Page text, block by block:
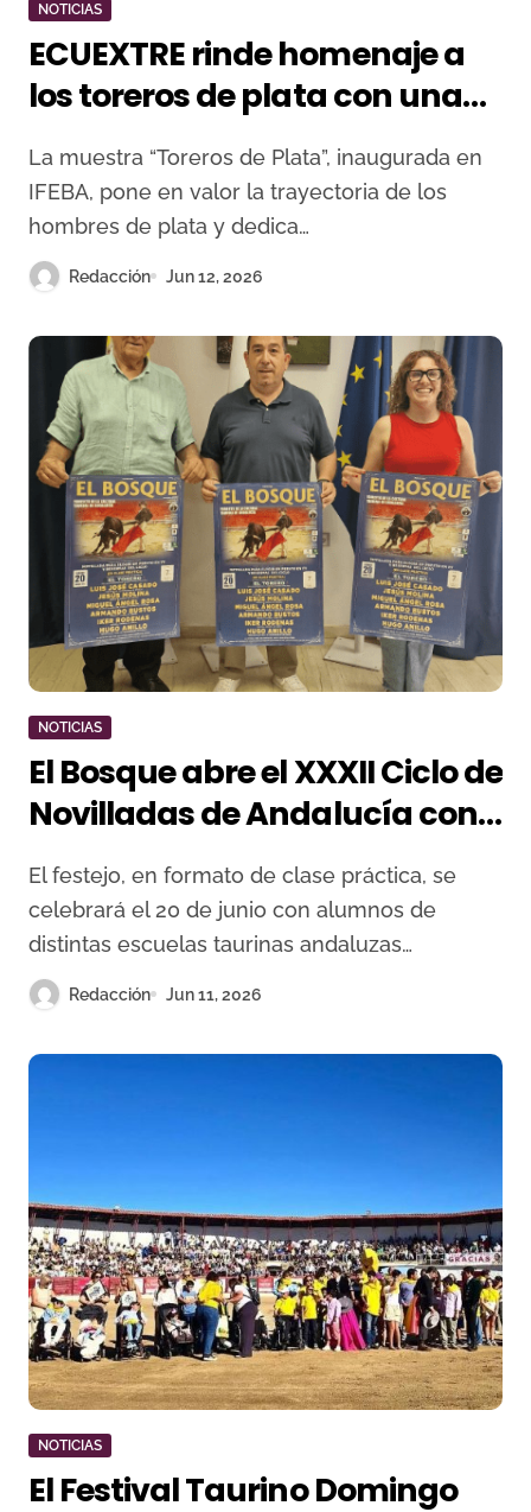
NOTICIAS
ECUEXTRE rinde homenaje a
los toreros de plata con una
exposición dedicada a 26
banderilleros
La muestra “Toreros de Plata”, inaugurada en
IFEBA, pone en valor la trayectoria de los
hombres de plata y dedica…
Redacción Jun 12, 2026
NOTICIAS
El Bosque abre el XXXII Ciclo de
Novilladas de Andalucía con
la “Novillada de Reservas”
El festejo, en formato de clase práctica, se
celebrará el 20 de junio con alumnos de
distintas escuelas taurinas andaluzas…
Redacción Jun 11, 2026
NOTICIAS
El Festival Taurino Domingo